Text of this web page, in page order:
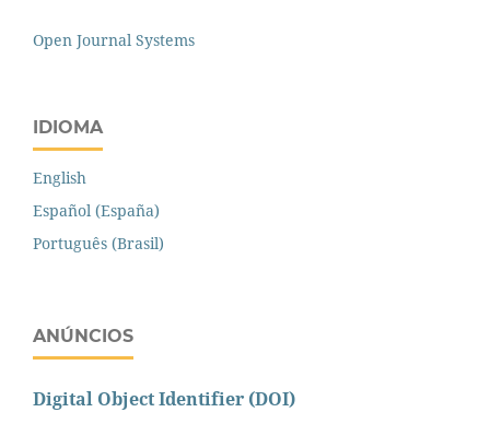
Open Journal Systems
IDIOMA
English
Español (España)
Português (Brasil)
ANÚNCIOS
Digital Object Identifier (DOI)